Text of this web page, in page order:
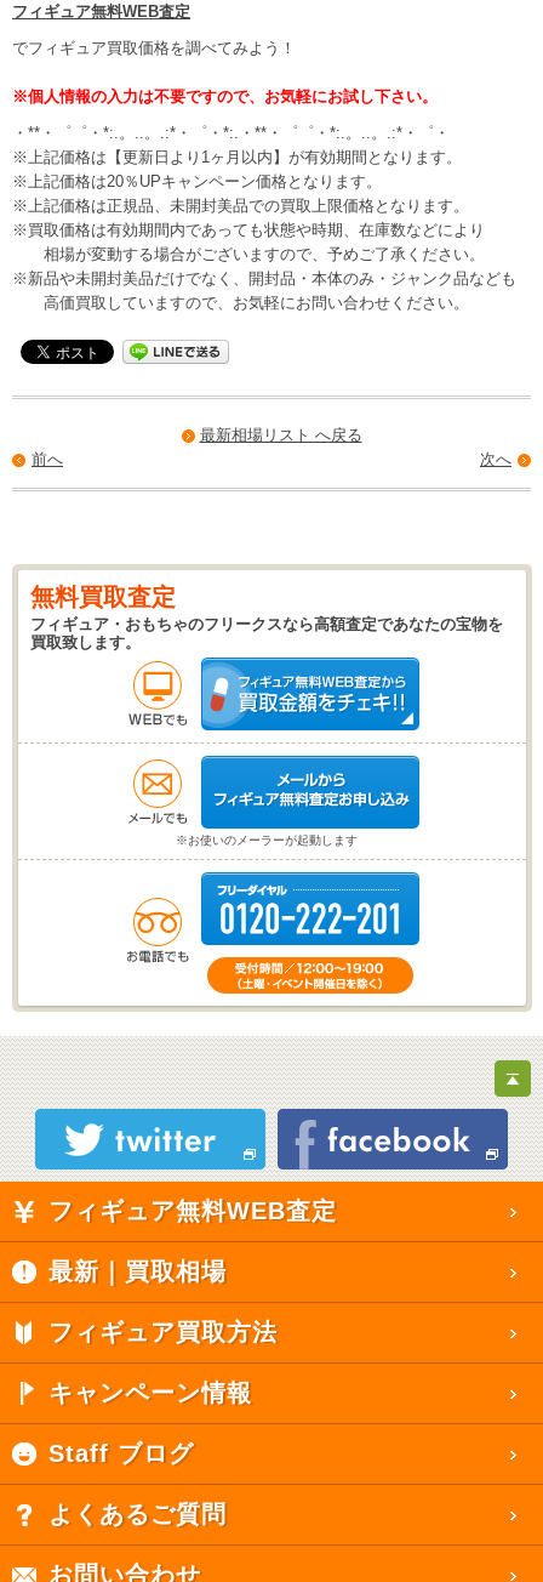
フィギュア無料WEB査定
でフィギュア買取価格を調べてみよう！
※個人情報の入力は不要ですので、お気軽にお試し下さい。
・**・゜゜・*:.。..。.:*・゜・*:.・**・゜゜・*:.。..。.:*・゜・
※上記価格は【更新日より1ヶ月以内】が有効期間となります。
※上記価格は20％UPキャンペーン価格となります。
※上記価格は正規品、未開封美品での買取上限価格となります。
※買取価格は有効期間内であっても状態や時期、在庫数などにより
相場が変動する場合がございますので、予めご了承ください。
※新品や未開封美品だけでなく、開封品・本体のみ・ジャンク品なども
高価買取していますので、お気軽にお問い合わせください。
最新相場リスト へ戻る
次へ
前へ
無料買取査定
フィギュア・おもちゃのフリークスなら高額査定であなたの宝物を
買取致します。
※お使いのメーラーが起動します
フィギュア無料WEB査定
最新｜買取相場
フィギュア買取方法
キャンペーン情報
Staff ブログ
よくあるご質問
お問い合わせ